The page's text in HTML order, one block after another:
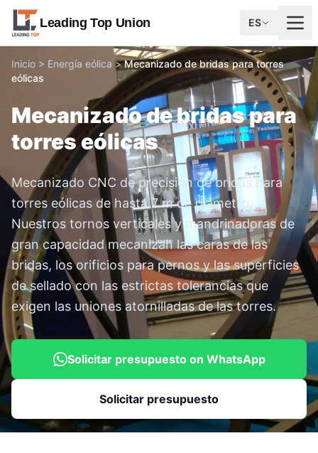
Leading Top Union ES
Inicio > Energía eólica >Mecanizado de bridas para torres
eólicas
Mecanizado de bridas para
torres eólicas
Mecanizado CNC de precisión de bridas para
torres eólicas de hasta 7 m de diámetro.
Nuestros tornos verticales y mandrinadoras de
gran capacidad mecanizan las caras de las
bridas, los orificios para pernos y las superficies
de sellado con las estrictas tolerancias que
exigen las uniones atornilladas de las torres.
Solicitar presupuesto on WhatsApp
Solicitar presupuesto